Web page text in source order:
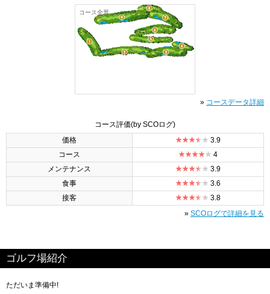
コース全景
» コースデータ詳細
コース評価(by SCOログ)
価格
3.9
コース
4
メンテナンス
3.9
食事
3.6
接客
3.8
» SCOログで詳細を見る
ゴルフ場紹介
ただいま準備中!